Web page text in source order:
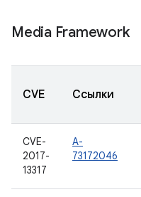
Media Framework
CVE Ссылки
CVE-
2017-
13317
A-
73172046